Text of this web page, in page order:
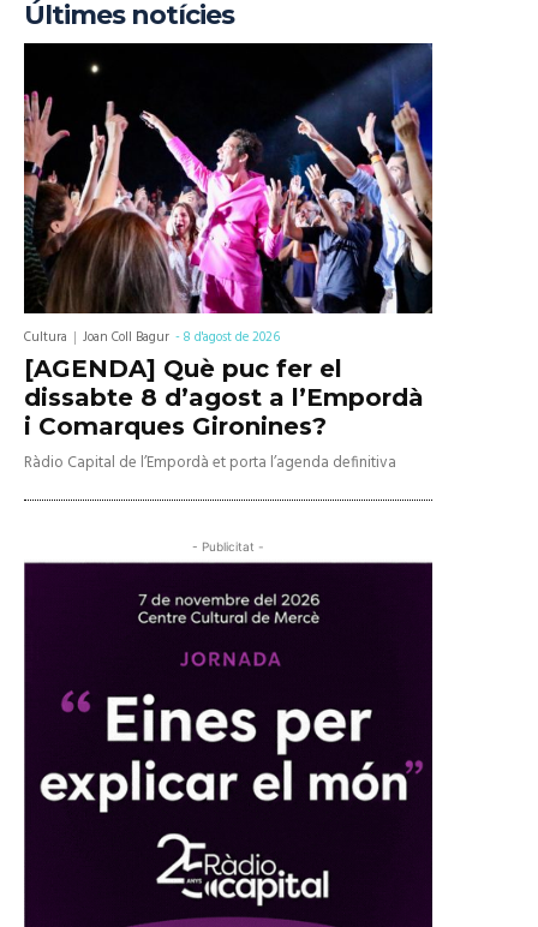
Últimes notícies
Cultura Joan Coll Bagur -8 d'agost de 2026
[AGENDA] Què puc fer el
dissabte 8 d’agost a l’Empordà
i Comarques Gironines?
Ràdio Capital de l’Empordà et porta l’agenda definitiva
- Publicitat -